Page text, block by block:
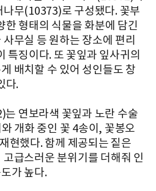
나무(10373)로 구성됐다. 꽃부
한 형태의 식물을 화분에 담긴
무실 등 원하는 장소에 편리
특징이다. 또 꽃잎과 잎사귀의
배치할 수 있어 성인들도 창
다.
연보라색 꽃잎과 노란 수술
개화 중인 꽃 4송이, 꽃봉오
현했다. 함께 제공되는 짙은
급스러운 분위기를 더해줘 인
가 높다.